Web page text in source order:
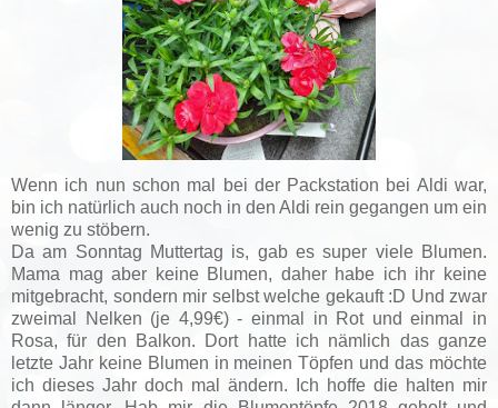
Wenn ich nun schon mal bei der Packstation bei Aldi war,
bin ich natürlich auch noch in den Aldi rein gegangen um ein
wenig zu stöbern.
Da am Sonntag Muttertag is, gab es super viele Blumen.
Mama mag aber keine Blumen, daher habe ich ihr keine
mitgebracht, sondern mir selbst welche gekauft :D Und zwar
zweimal Nelken (je 4,99€) - einmal in Rot und einmal in
Rosa, für den Balkon. Dort hatte ich nämlich das ganze
letzte Jahr keine Blumen in meinen Töpfen und das möchte
ich dieses Jahr doch mal ändern. Ich hoffe die halten mir